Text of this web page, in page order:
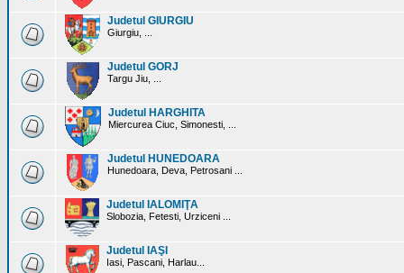
Judetul GIURGIU
Giurgiu, ...
Judetul GORJ
Targu Jiu, ...
Judetul HARGHITA
Miercurea Ciuc, Simonesti, ...
Judetul HUNEDOARA
Hunedoara, Deva, Petrosani ...
Judetul IALOMIŢA
Slobozia, Fetesti, Urziceni ...
Judetul IAŞI
Iasi, Pascani, Harlau...